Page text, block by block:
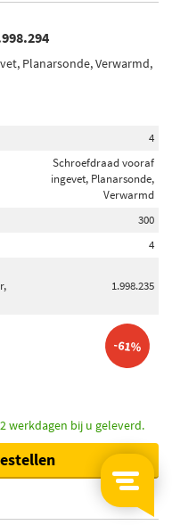
Planarsonde, Verwarmd,
4
Schroefdraad vooraf
ingevet, Planarsonde,
Verwarmd
300
4
1.998.235
-61%
werkdagen bij u geleverd.